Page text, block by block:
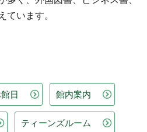
ています。
日 館内案内
ティーンズルーム